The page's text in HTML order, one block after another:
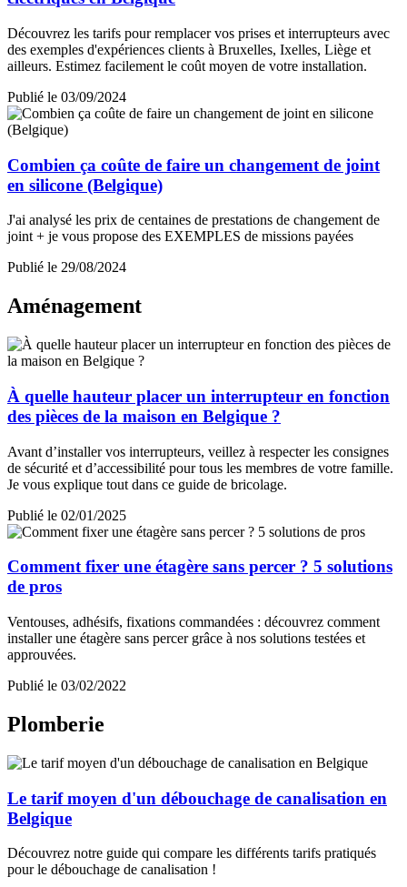
Découvrez les tarifs pour remplacer vos prises et interrupteurs avec
des exemples d'expériences clients à Bruxelles, Ixelles, Liège et
ailleurs. Estimez facilement le coût moyen de votre installation.
Publié le 03/09/2024
Combien ça coûte de faire un changement de joint
en silicone (Belgique)
J'ai analysé les prix de centaines de prestations de changement de
joint + je vous propose des EXEMPLES de missions payées
Publié le 29/08/2024
Aménagement
À quelle hauteur placer un interrupteur en fonction
des pièces de la maison en Belgique ?
Avant d’installer vos interrupteurs, veillez à respecter les consignes
de sécurité et d’accessibilité pour tous les membres de votre famille.
Je vous explique tout dans ce guide de bricolage.
Publié le 02/01/2025
Comment fixer une étagère sans percer ? 5 solutions
de pros
Ventouses, adhésifs, fixations commandées : découvrez comment
installer une étagère sans percer grâce à nos solutions testées et
approuvées.
Publié le 03/02/2022
Plomberie
Le tarif moyen d'un débouchage de canalisation en
Belgique
Découvrez notre guide qui compare les différents tarifs pratiqués
pour le débouchage de canalisation !